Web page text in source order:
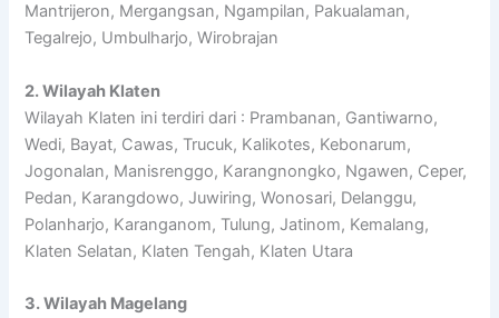
Mantrijeron, Mergangsan, Ngampilan, Pakualaman,
Tegalrejo, Umbulharjo, Wirobrajan
2. Wilayah Klaten
Wilayah Klaten ini terdiri dari : Prambanan, Gantiwarno,
Wedi, Bayat, Cawas, Trucuk, Kalikotes, Kebonarum,
Jogonalan, Manisrenggo, Karangnongko, Ngawen, Ceper,
Pedan, Karangdowo, Juwiring, Wonosari, Delanggu,
Polanharjo, Karanganom, Tulung, Jatinom, Kemalang,
Klaten Selatan, Klaten Tengah, Klaten Utara
3. Wilayah Magelang